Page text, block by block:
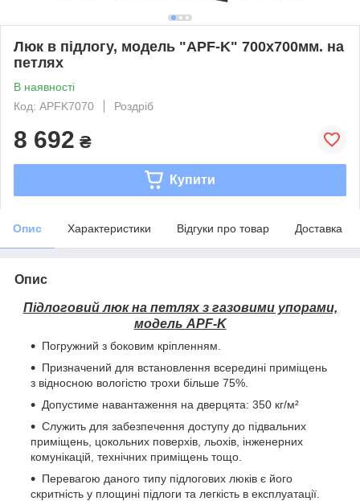
Люк в підлогу, модель "APF-K" 700х700мм. на
петлях
В наявності
Код: APFK7070
Роздріб
8 692 ₴
Купити
Опис Характеристики Відгуки про товар Доставка
Опис
Підлоговий люк на петлях з газовими упорами,
модель APF-K
Погружний з боковим кріпленням.
Призначений для встановлення всередині приміщень
з відносною вологістю трохи більше 75%.
Допустиме навантаження на дверцята: 350 кг/м²
Служить для забезпечення доступу до підвальних
приміщень, цокольних поверхів, льохів, інженерних
комунікацій, технічних приміщень тощо.
Перевагою даного типу підлогових люків є його
скритність у площині підлоги та легкість в експлуатації.